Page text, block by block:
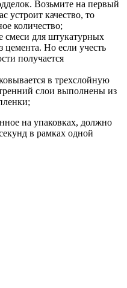
Возьмите на первый
устроит качество, то
количество;
смеси для штукатурных
цемента. Но если учесть
получается
в трехслойную
слои выполнены из
на упаковках, должно
в рамках одной